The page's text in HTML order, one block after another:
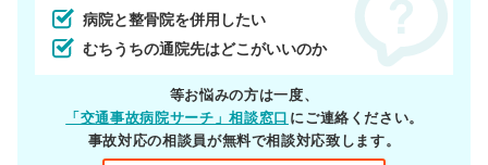
病院と整骨院を併用したい
むちうちの通院先はどこがいいのか
等お悩みの方は一度、
「交通事故病院サーチ」相談窓口 にご連絡ください。
事故対応の相談員が無料で相談対応致します。